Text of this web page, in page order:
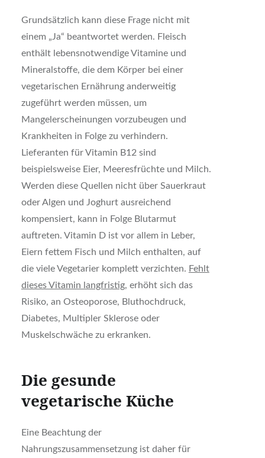
Grundsätzlich kann diese Frage nicht mit
einem „Ja“ beantwortet werden. Fleisch
enthält lebensnotwendige Vitamine und
Mineralstoffe, die dem Körper bei einer
vegetarischen Ernährung anderweitig
zugeführt werden müssen, um
Mangelerscheinungen vorzubeugen und
Krankheiten in Folge zu verhindern.
Lieferanten für Vitamin B12 sind
beispielsweise Eier, Meeresfrüchte und Milch.
Werden diese Quellen nicht über Sauerkraut
oder Algen und Joghurt ausreichend
kompensiert, kann in Folge Blutarmut
auftreten. Vitamin D ist vor allem in Leber,
Eiern fettem Fisch und Milch enthalten, auf
die viele Vegetarier komplett verzichten. Fehlt
dieses Vitamin langfristig, erhöht sich das
Risiko, an Osteoporose, Bluthochdruck,
Diabetes, Multipler Sklerose oder
Muskelschwäche zu erkranken.
Die gesunde
vegetarische Küche
Eine Beachtung der
Nahrungszusammensetzung ist daher für